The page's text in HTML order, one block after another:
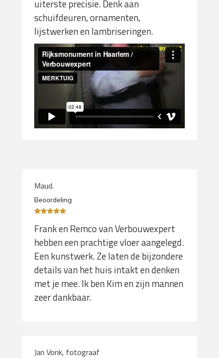
uiterste precisie. Denk aan
schuifdeuren, ornamenten,
lijstwerken en lambriseringen.
Maud.
Beoordeling
Frank en Remco van Verbouwexpert
hebben een prachtige vloer aangelegd.
Een kunstwerk. Ze laten de bijzondere
details van het huis intakt en denken
met je mee. Ik ben Kim en zijn mannen
zeer dankbaar.
Jan Vonk, fotograaf